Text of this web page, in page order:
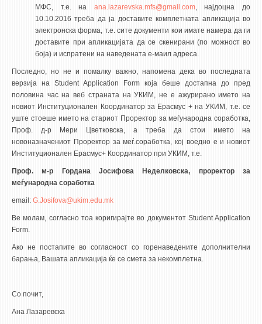
МФС, т.е. на ana.lazarevska.mfs@gmail.com, наjдоцна до
10.10.2016 треба да ja доставите комплетната апликациja во
электронска форма, т.е. сите документи кои имате намера да ги
доставите при апликациjaта да се скенирани (по можност во
боja) и испратени на наведената е-маил адреса.
Последно, но не и помалку важно, напомена дека во последната
верзиja на Student Application Form која беше достапна до пред
половина час на веб страната на УКИМ, не е ажурирано името на
новиот Институционален Координатор за Ерасмус + на УКИМ, т.е. се
уште стоеше името на стариот Проректор за меѓународна соработка,
Проф. д-р Мери Цветковска, а треба да стои името на
новоназначениот Проректор за меѓ.соработка, кој воедно е и новиот
Институционален Ерасмус+ Координатор при УКИМ, т.е.
Проф. м-р Гордана Јосифова Неделковска, проректор за
меѓународна соработка
email: G.Josifova@ukim.edu.mk
Ве молам, согласно тоа коригирајте во документот Student Application
Form.
Ако не постапите во согласност со горенаведените дополнителни
барања, Вашата апликација ќе се смета за некомплетна.
Со почит,
Ана Лазаревска